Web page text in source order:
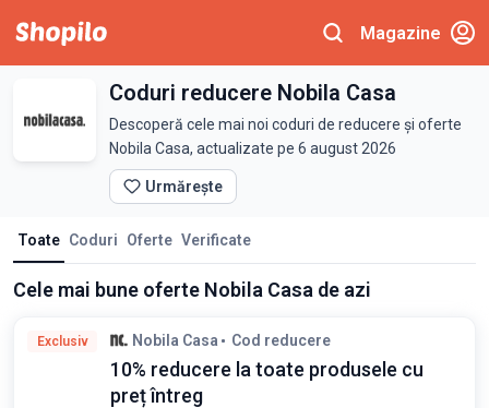
Magazine
Coduri reducere Nobila Casa
Descoperă cele mai noi coduri de reducere și oferte
Nobila Casa, actualizate pe 6 august 2026
Urmărește
Toate Coduri Oferte Verificate
Cele mai bune oferte Nobila Casa de azi
Exclusiv Nobila Casa Cod reducere
10% reducere la toate produsele cu
preț întreg